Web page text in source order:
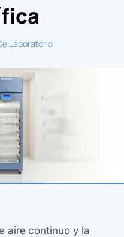
Laboratorio
aire continuo y la